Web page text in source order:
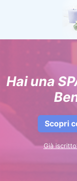
Hai una
Scopri
Già